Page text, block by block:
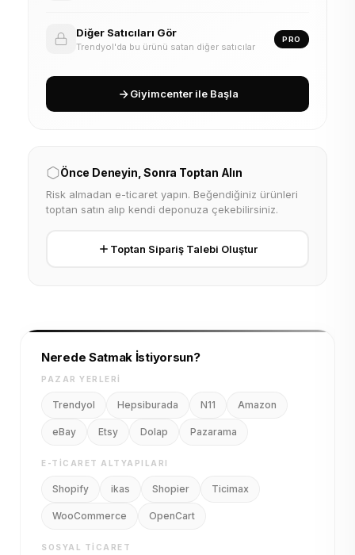
Diğer Satıcıları Gör
Trendyol'da bu ürünü satan diğer satıcılar
PRO
Giyimcenter ile Başla
Önce Deneyin, Sonra Toptan Alın
Risk almadan e-ticaret yapın. Beğendiğiniz ürünleri
toptan satın alıp kendi deponuza çekebilirsiniz.
Toptan Sipariş Talebi Oluştur
Nerede Satmak İstiyorsun?
PAZAR YERLERI
Trendyol Hepsiburada N11 Amazon
eBay Etsy Dolap Pazarama
E-TICARET ALTYAPILARI
Shopify ikas Shopier Ticimax
WooCommerce OpenCart
SOSYAL TICARET